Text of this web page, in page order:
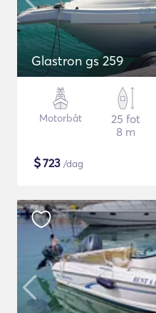
Glastron gs 259
Motorbåt
25 fot
8 m
$723 /dag